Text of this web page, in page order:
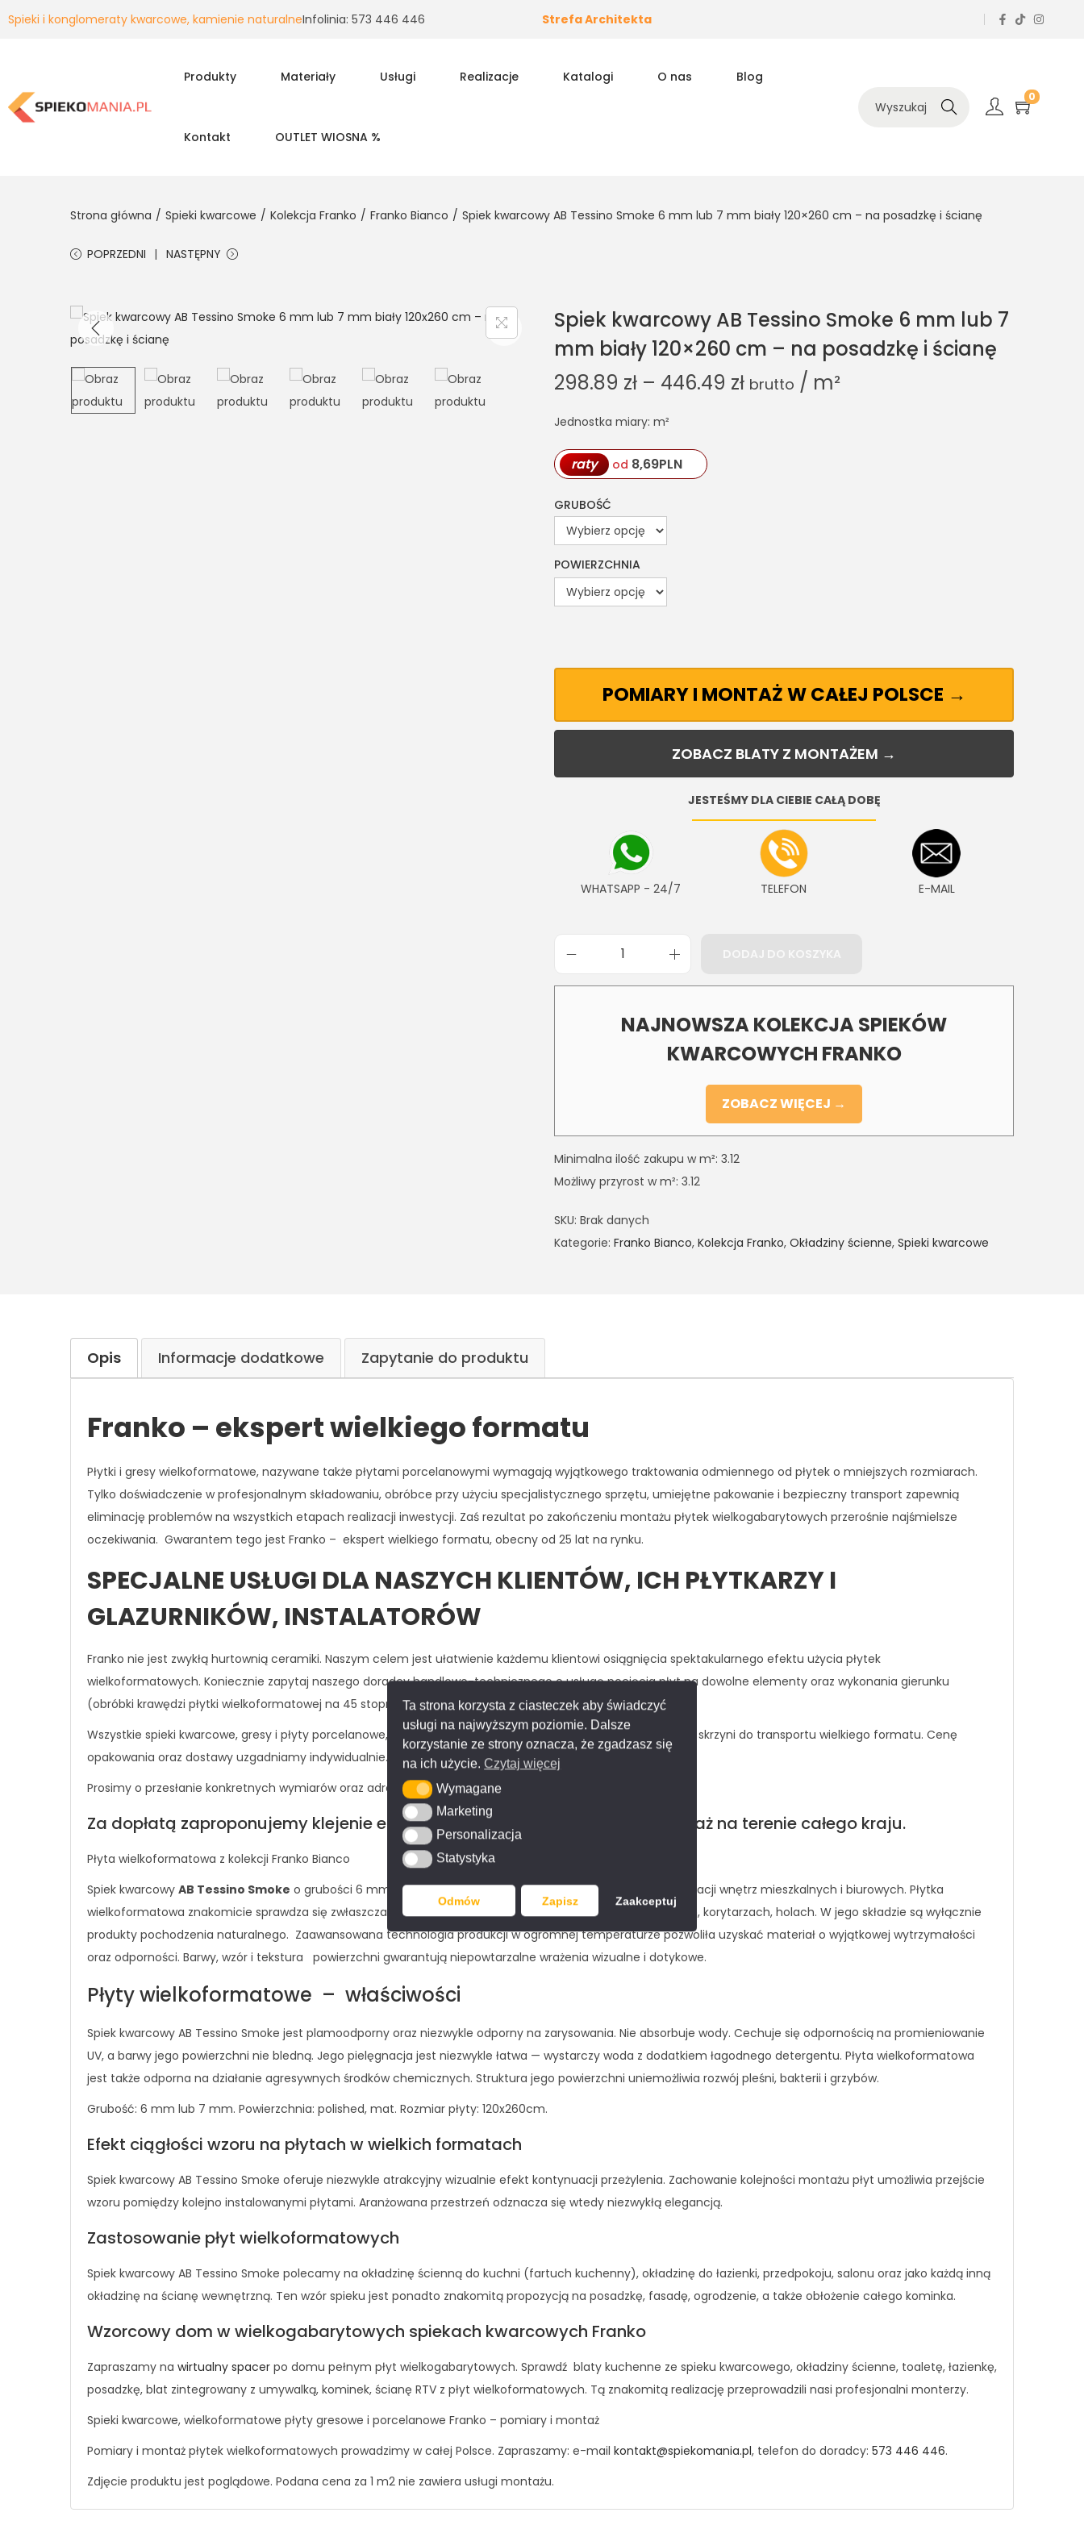
Ta strona korzysta z ciasteczek aby świadczyć
usługi na najwyższym poziomie. Dalsze
korzystanie ze strony oznacza, że zgadzasz się
na ich użycie. Czytaj więcej
WymaganeWymagane
MarketingMarketing
Personalizacja
Personalizacja
StatystykaStatystyka
Odmów Zapisz Zaakceptuj
Spieki i konglomeraty kwarcowe, kamienie naturalneInfolinia: 573 446 446 Strefa Architekta
Produkty Materiały Usługi Realizacje Katalogi O nas Blog
Kontakt OUTLET WIOSNA %
Szukaj
0
Strona główna / Spieki kwarcowe / Kolekcja Franko / Franko Bianco / Spiek kwarcowy AB Tessino Smoke 6 mm lub 7 mm biały 120×260 cm – na posadzkę i ścianę
POPRZEDNI NASTĘPNY
Spiek kwarcowy AB Tessino Smoke 6 mm lub 7
mm biały 120×260 cm – na posadzkę i ścianę
298.89 zł – 446.49 zł brutto / m²
Jednostka miary: m²
raty od 8,69PLN
GRUBOŚĆ
POWIERZCHNIA
POMIARY I MONTAŻ W CAŁEJ POLSCE →
ZOBACZ BLATY Z MONTAŻEM →
JESTEŚMY DLA CIEBIE CAŁĄ DOBĘ
WHATSAPP - 24/7 TELEFON E-MAIL
NAJNOWSZA KOLEKCJA SPIEKÓW
KWARCOWYCH FRANKO
ZOBACZ WIĘCEJ →
Minimalna ilość zakupu w m²: 3.12
Możliwy przyrost w m²: 3.12
SKU: Brak danych
Kategorie: Franko Bianco, Kolekcja Franko, Okładziny ścienne, Spieki kwarcowe
Opis Informacje dodatkowe Zapytanie do produktu
Franko – ekspert wielkiego formatu
Płytki i gresy wielkoformatowe, nazywane także płytami porcelanowymi wymagają wyjątkowego traktowania odmiennego od płytek o mniejszych rozmiarach.
Tylko doświadczenie w profesjonalnym składowaniu, obróbce przy użyciu specjalistycznego sprzętu, umiejętne pakowanie i bezpieczny transport zapewnią
eliminację problemów na wszystkich etapach realizacji inwestycji. Zaś rezultat po zakończeniu montażu płytek wielkogabarytowych przerośnie najśmielsze
oczekiwania. Gwarantem tego jest Franko – ekspert wielkiego formatu, obecny od 25 lat na rynku.
SPECJALNE USŁUGI DLA NASZYCH KLIENTÓW, ICH PŁYTKARZY I
GLAZURNIKÓW, INSTALATORÓW
Franko nie jest zwykłą hurtownią ceramiki. Naszym celem jest ułatwienie każdemu klientowi osiągnięcia spektakularnego efektu użycia płytek
wielkoformatowych. Koniecznie zapytaj naszego doradcy handlowo-technicznego o usługę pocięcia płyt na dowolne elementy oraz wykonania gierunku
(obróbki krawędzi płytki wielkoformatowej na 45 stopni).
Wszystkie spieki kwarcowe, gresy i płyty porcelanowe, a także gotowe elementy zapakujemy do bezpiecznej skrzyni do transportu wielkiego formatu. Cenę
opakowania oraz dostawy uzgadniamy indywidualnie.
Prosimy o przesłanie konkretnych wymiarów oraz adresu rozładunku nakontakt@spiekomania.pl
Za dopłatą zaproponujemy klejenie elementów, jak również instalację montaż na terenie całego kraju.
Płyta wielkoformatowa z kolekcji Franko Bianco
Spiek kwarcowy AB Tessino Smoke o grubości 6 mm lub 7 mm jest najwyższej jakości materiałem do aranżacji wnętrz mieszkalnych i biurowych. Płytka
wielkoformatowa znakomicie sprawdza się zwłaszcza na ścianach kuchennych (jako fartuch), łazienkowych, korytarzach, holach. W jego składzie są wyłącznie
produkty pochodzenia naturalnego. Zaawansowana technologia produkcji w ogromnej temperaturze pozwoliła uzyskać materiał o wyjątkowej wytrzymałości
oraz odporności. Barwy, wzór i tekstura powierzchni gwarantują niepowtarzalne wrażenia wizualne i dotykowe.
Płyty wielkoformatowe – właściwości
Spiek kwarcowy AB Tessino Smoke jest plamoodporny oraz niezwykle odporny na zarysowania. Nie absorbuje wody. Cechuje się odpornością na promieniowanie
UV, a barwy jego powierzchni nie bledną. Jego pielęgnacja jest niezwykle łatwa — wystarczy woda z dodatkiem łagodnego detergentu. Płyta wielkoformatowa
jest także odporna na działanie agresywnych środków chemicznych. Struktura jego powierzchni uniemożliwia rozwój pleśni, bakterii i grzybów.
Grubość: 6 mm lub 7 mm. Powierzchnia: polished, mat. Rozmiar płyty: 120x260cm.
Efekt ciągłości wzoru na płytach w wielkich formatach
Spiek kwarcowy AB Tessino Smoke oferuje niezwykle atrakcyjny wizualnie efekt kontynuacji przeżylenia. Zachowanie kolejności montażu płyt umożliwia przejście
wzoru pomiędzy kolejno instalowanymi płytami. Aranżowana przestrzeń odznacza się wtedy niezwykłą elegancją.
Zastosowanie płyt wielkoformatowych
Spiek kwarcowy AB Tessino Smoke polecamy na okładzinę ścienną do kuchni (fartuch kuchenny), okładzinę do łazienki, przedpokoju, salonu oraz jako każdą inną
okładzinę na ścianę wewnętrzną. Ten wzór spieku jest ponadto znakomitą propozycją na posadzkę, fasadę, ogrodzenie, a także obłożenie całego kominka.
Wzorcowy dom w wielkogabarytowych spiekach kwarcowych Franko
Zapraszamy na wirtualny spacer po domu pełnym płyt wielkogabarytowych. Sprawdź blaty kuchenne ze spieku kwarcowego, okładziny ścienne, toaletę, łazienkę,
posadzkę, blat zintegrowany z umywalką, kominek, ścianę RTV z płyt wielkoformatowych. Tą znakomitą realizację przeprowadzili nasi profesjonalni monterzy.
Spieki kwarcowe, wielkoformatowe płyty gresowe i porcelanowe Franko – pomiary i montaż
Pomiary i montaż płytek wielkoformatowych prowadzimy w całej Polsce. Zapraszamy: e-mail kontakt@spiekomania.pl, telefon do doradcy: 573 446 446.
Zdjęcie produktu jest poglądowe. Podana cena za 1 m2 nie zawiera usługi montażu.